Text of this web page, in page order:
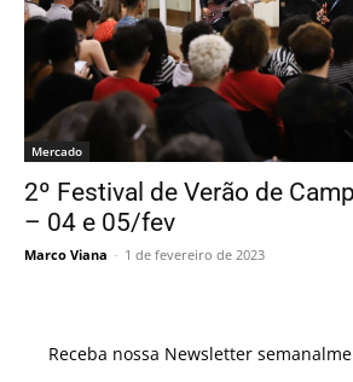
Mercado
2º Festival de Verão de
– 04 e 05/fev
Marco Viana - 1 de fevereiro de 2023
Receba nossa Newsletter